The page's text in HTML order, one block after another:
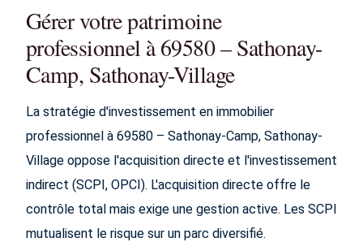
Gérer votre patrimoine
professionnel à 69580 – Sathonay-
Camp, Sathonay-Village
La stratégie d'investissement en immobilier
professionnel à 69580 – Sathonay-Camp, Sathonay-
Village oppose l'acquisition directe et l'investissement
indirect (SCPI, OPCI). L'acquisition directe offre le
contrôle total mais exige une gestion active. Les SCPI
mutualisent le risque sur un parc diversifié.